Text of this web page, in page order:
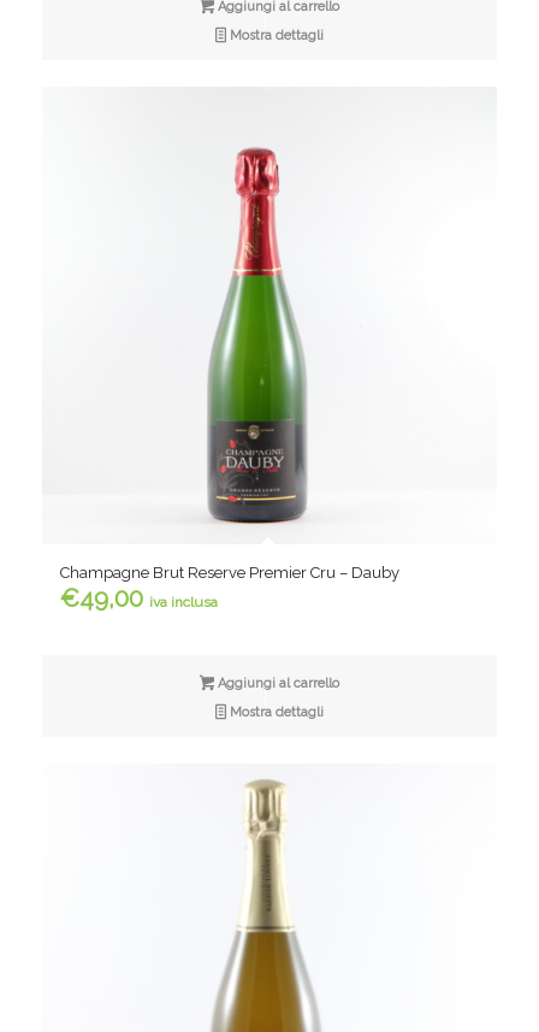
Aggiungi al carrello
Mostra dettagli
Champagne Brut Reserve Premier Cru – Dauby
€49,00 iva inclusa
Aggiungi al carrello
Mostra dettagli